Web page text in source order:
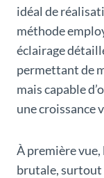
idéal de
méthode
éclairage
permettant de
mais capable
une croissance
À première
brutale, surtout